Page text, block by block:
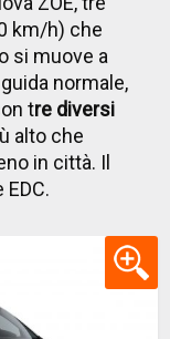
km/h) che
si muove a
normale,
tre diversi
alto che
in città. Il